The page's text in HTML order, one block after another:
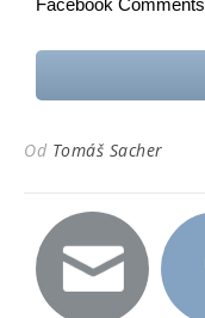
Facebook Comments
Od Tomáš Sacher